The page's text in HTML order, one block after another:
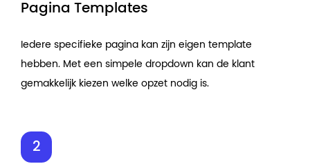
Pagina Templates
Iedere specifieke pagina kan zijn eigen template
hebben. Met een simpele dropdown kan de klant
gemakkelijk kiezen welke opzet nodig is.